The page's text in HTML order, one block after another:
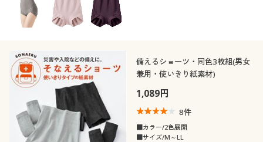
備えるショーツ・同色3枚組(男女
兼用・使いきり紙素材)
1,089円
8件
■カラー/2色展開
■サイズ/M～LL